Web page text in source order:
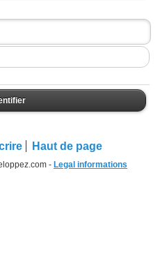
Haut de page
- Legal informations